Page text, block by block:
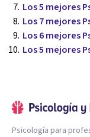
Los 5 mejores
Los 7 mejores
Los 6 mejores
Los 5 mejores
Psicología para